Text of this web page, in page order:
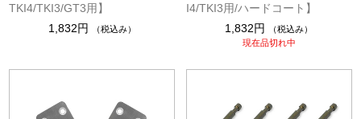
TKI4/TKI3/GT3用】
1,832円
（税込み）
I4/TKI3用/ハードコート】
1,832円
（税込み）
現在品切れ中